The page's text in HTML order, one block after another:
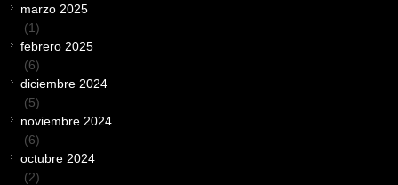
marzo 2025
(1)
febrero 2025
(6)
diciembre 2024
(5)
noviembre 2024
(6)
octubre 2024
(2)